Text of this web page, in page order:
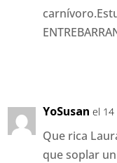
YoSusan el 14
Que rica
que soplar